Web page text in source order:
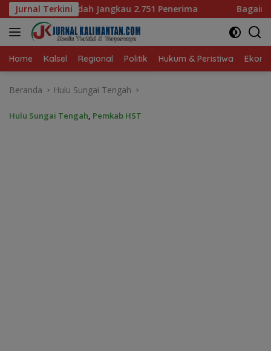
Langsung
ke
konten
Jurnal Terkini
2.751 Penerima Bagaimana KIP Hadapi
Home Kalsel Regional Politik Hukum & Peristiwa
Beranda Hulu Sungai Tengah
Hulu Sungai Tengah, Pemkab HST